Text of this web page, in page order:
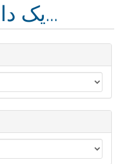
یک دامنه انتخاب کنید...